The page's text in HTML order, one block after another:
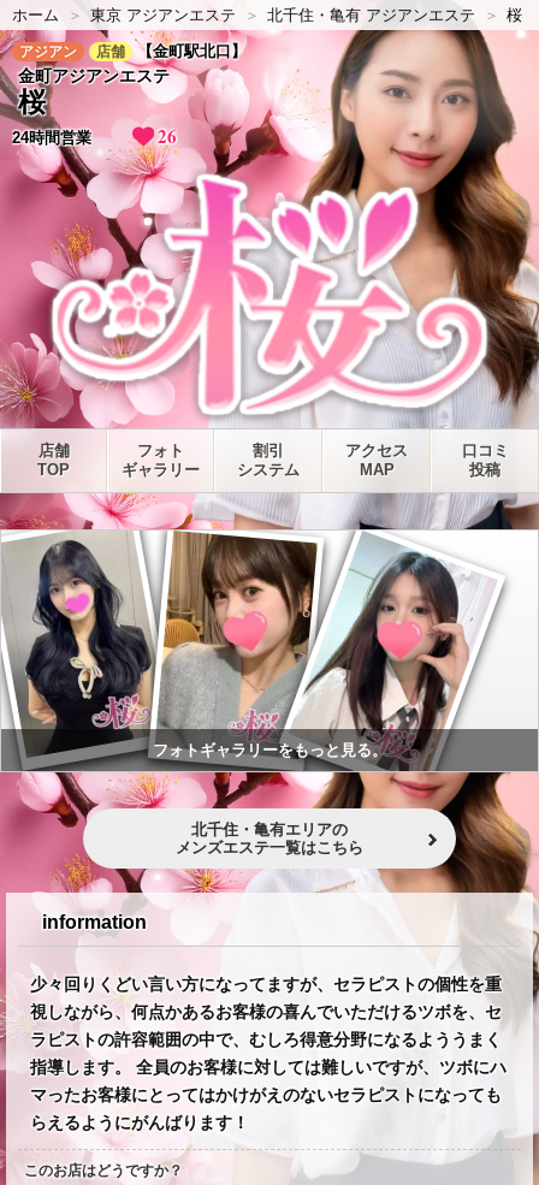
ホーム 東京 アジアンエステ 北千住・亀有 アジアンエステ 桜
アジアン 店舗 【金町駅北口】
金町アジアンエステ
桜
24時間営業 26
店舗
TOP
フォト
ギャラリー
割引
システム
アクセス
MAP
口コミ
投稿
フォトギャラリーをもっと見る。
北千住・亀有エリアの
メンズエステ一覧はこちら
information
少々回りくどい言い方になってますが、セラピストの個性を重
視しながら、何点かあるお客様の喜んでいただけるツボを、セ
ラピストの許容範囲の中で、むしろ得意分野になるよううまく
指導します。 全員のお客様に対しては難しいですが、ツボにハ
マったお客様にとってはかけがえのないセラピストになっても
らえるようにがんばります！
このお店はどうですか？